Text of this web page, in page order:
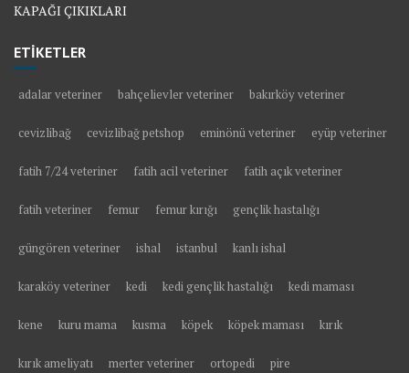
KAPAĞI ÇIKIKLARI
ETİKETLER
adalar veteriner bahçelievler veteriner bakırköy veteriner
cevizlibağ cevizlibağ petshop eminönü veteriner eyüp veteriner
fatih 7/24 veteriner fatih acil veteriner fatih açık veteriner
fatih veteriner femur femur kırığı gençlik hastalığı
güngören veteriner ishal istanbul kanlı ishal
karaköy veteriner kedi kedi gençlik hastalığı kedi maması
kene kuru mama kusma köpek köpek maması kırık
kırık ameliyatı merter veteriner ortopedi pire